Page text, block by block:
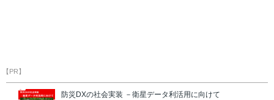
【PR】
防災DXの社会実装 －衛星データ利活用に向けて